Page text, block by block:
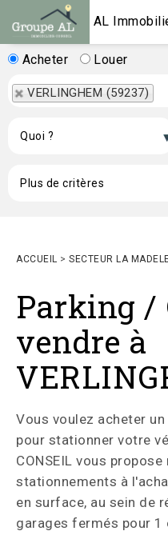
AL
Acheter Louer
VERLINGHEM (59237)
ACCUEIL > SECTEUR LA
Parking /
vendre à
Vous voulez acheter
pour stationner votre
CONSEIL vous
stationnements à
en surface, au sein de
garages fermés pour 1